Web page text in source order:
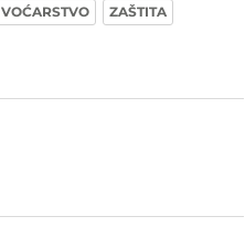
VOĆARSTVO
ZAŠTITA